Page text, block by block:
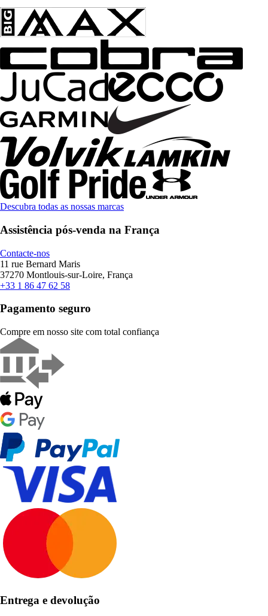
Descubra todas as nossas marcas
Assistência pós-venda na França
Contacte-nos
11 rue Bernard Maris
37270 Montlouis-sur-Loire, França
+33 1 86 47 62 58
Pagamento seguro
Compre em nosso site com total confiança
Entrega e devolução